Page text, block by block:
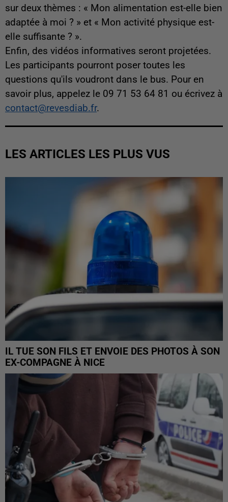
sur deux thèmes : « Mon alimentation est-elle bien
adaptée à moi ? » et « Mon activité physique est-
elle suffisante ? ».
Enfin, des vidéos informatives seront projetées.
Les participants pourront poser toutes les
questions qu'ils voudront dans le bus. Pour en
savoir plus, appelez le 09 71 53 64 81 ou écrivez à
contact@revesdiab.fr.
LES ARTICLES LES PLUS VUS
IL TUE SON FILS ET ENVOIE DES PHOTOS À SON
EX-COMPAGNE À NICE